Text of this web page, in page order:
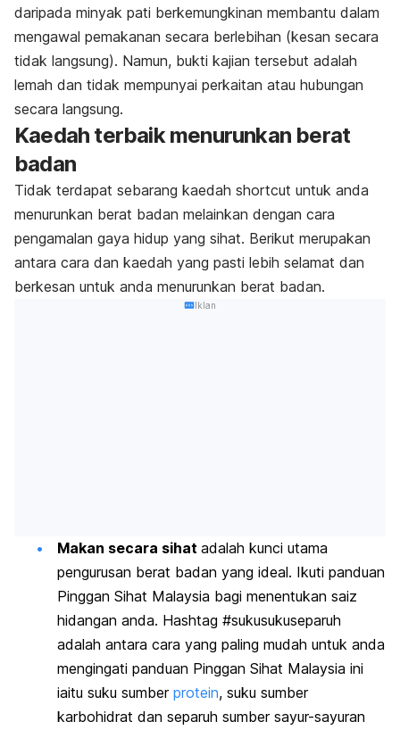
daripada minyak pati berkemungkinan membantu dalam
mengawal pemakanan secara berlebihan (kesan secara
tidak langsung). Namun, bukti kajian tersebut adalah
lemah dan tidak mempunyai perkaitan atau hubungan
secara langsung.
Kaedah terbaik menurunkan berat
badan
Tidak terdapat sebarang kaedah shortcut untuk anda
menurunkan berat badan melainkan dengan cara
pengamalan gaya hidup yang sihat. Berikut merupakan
antara cara dan kaedah yang pasti lebih selamat dan
berkesan untuk anda menurunkan berat badan.
Iklan
Makan secara sihat adalah kunci utama
pengurusan berat badan yang ideal. Ikuti panduan
Pinggan Sihat Malaysia bagi menentukan saiz
hidangan anda. Hashtag #sukusukuseparuh
adalah antara cara yang paling mudah untuk anda
mengingati panduan Pinggan Sihat Malaysia ini
iaitu suku sumber protein, suku sumber
karbohidrat dan separuh sumber sayur-sayuran